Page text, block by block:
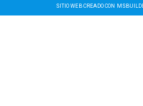
SITIO WEB CREADO CON